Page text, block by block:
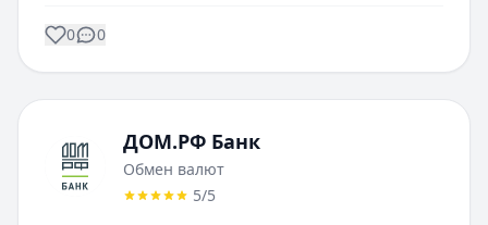
0 0
ДОМ.РФ Банк
Обмен валют
5/5